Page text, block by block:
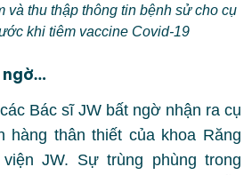
và thu thập thông tin bệnh sử cho cụ
khi tiêm vaccine Covid-19
ngờ…
Bác sĩ JW bất ngờ nhận ra cụ
hàng thân thiết của khoa Răng
JW. Sự trùng phùng trong